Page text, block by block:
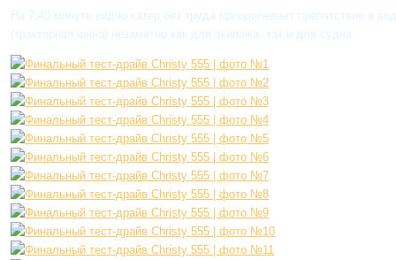
На 7:40 минуте видео катер без труда преодолевает препятствие в
(тракторная шина) незаметно как для экипажа, так и для судна.